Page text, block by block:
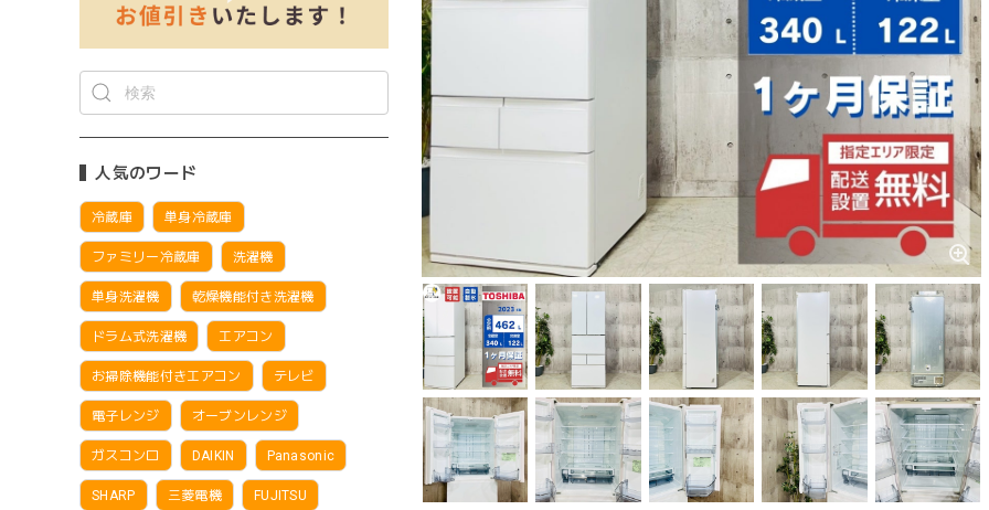
人気のワード
冷蔵庫 単身冷蔵庫
ファミリー冷蔵庫 洗濯機
単身洗濯機 乾燥機能付き洗濯機
ドラム式洗濯機 エアコン
お掃除機能付きエアコン テレビ
電子レンジ オーブンレンジ
ガスコンロ DAIKIN Panasonic
SHARP 三菱電機 FUJITSU